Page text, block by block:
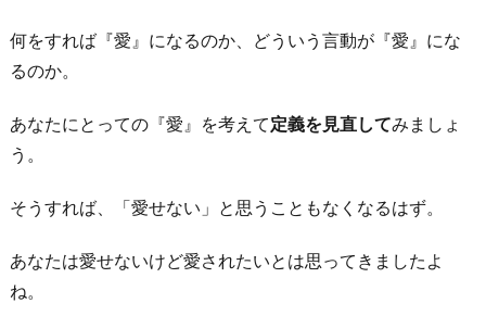
れ
て
る
を
愛
何をすれば『愛』になるのか、どういう言動が『愛』にな
るのか。
あなたにとっての『愛』を考えて定義を見直してみましょ
う。
そうすれば、「愛せない」と思うこともなくなるはず。
あなたは愛せないけど愛されたいとは思ってきましたよ
ね。